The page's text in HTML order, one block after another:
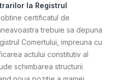
la Registrul
certificatul de
trebuie sa depuna
Comertului, impreuna cu
actului constitutiv al
schimbarea structurii